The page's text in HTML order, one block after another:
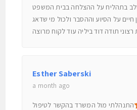
בתהליח על ההצלחה בבית המשפט
חיים על הסיוע וההסבר ולכול מי שדאג
תודה דוד ביליה עוד לקוח מרוצה
Esther Saberski
a month ago
התנהלתי מול המשרד בהקשר לטיפול